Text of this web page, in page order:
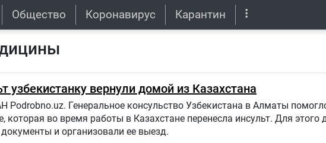
Общество Коронавирус Карантин
узбекистанку вернули домой из Казахстана
Podrobno.uz. Генеральное консульство Узбекистана в Алматы
которая во время работы в Казахстане перенесла инсульт. Для
и организовали ее выезд.